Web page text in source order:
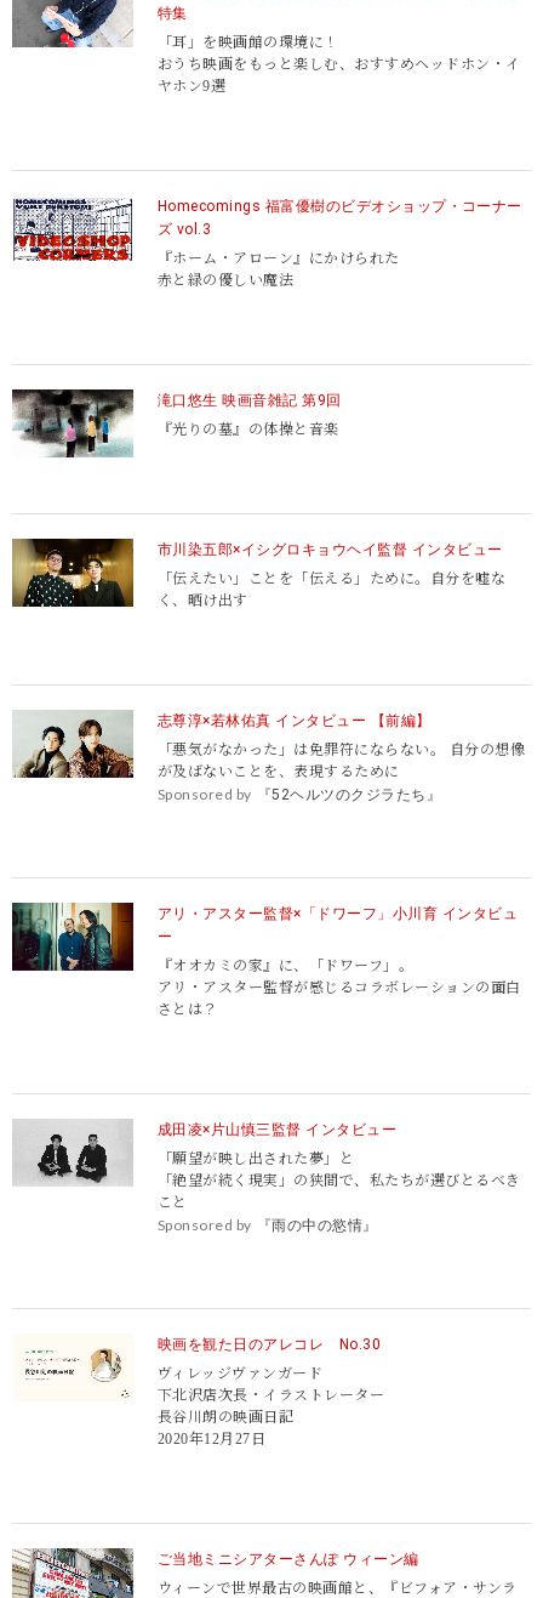
特集
「耳」を映画館の環境に！
おうち映画をもっと楽しむ、おすすめヘッドホン・イ
ヤホン9選
Homecomings 福富優樹のビデオショップ・コーナー
ズ vol.3
『ホーム・アローン』にかけられた
赤と緑の優しい魔法
滝口悠生 映画音雑記 第9回
『光りの墓』の体操と音楽
市川染五郎×イシグロキョウヘイ監督 インタビュー
「伝えたい」ことを「伝える」ために。自分を嘘な
く、晒け出す
志尊淳×若林佑真 インタビュー 【前編】
「悪気がなかった」は免罪符にならない。 自分の想像
が及ばないことを、表現するために
Sponsored by 『52ヘルツのクジラたち』
アリ・アスター監督×「ドワーフ」小川育 インタビュ
ー
『オオカミの家』に、「ドワーフ」。
アリ・アスター監督が感じるコラボレーションの面白
さとは？
成田凌×片山慎三監督 インタビュー
「願望が映し出された夢」と
「絶望が続く現実」の狭間で、私たちが選びとるべき
こと
Sponsored by 『雨の中の慾情』
映画を観た日のアレコレ No.30
ヴィレッジヴァンガード
下北沢店次長・イラストレーター
長谷川朗の映画日記
2020年12月27日
ご当地ミニシアターさんぽ ウィーン編
ウィーンで世界最古の映画館と、『ビフォア・サンラ